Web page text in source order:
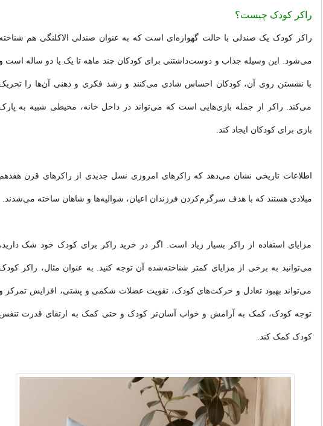
راکر کودک چیست؟
راکر کودک یک صندلی با حالت گهواره‌ای است که به عنوان صندلی الاکلنگی هم شناخته
می‌شود. این وسیله جذاب و دوست‌داشتنی برای کودکان چند ماهه تا یک یا دو ساله است و
با نشستن روی آن، کودکان احساس شادی می‌کنند و رشد فکری و دهنی آن‌ها را تحریک
می‌کند. راکر از جمله بازی‌هایی است که می‌تواند در داخل خانه، محیطی شبیه به پارک
بازی برای کودکان ایجاد کند.
اطلاعات تاریخی نشان می‌دهد که راکرهای امروزی نسل جدیدی از راکرهای قرن هفدهم
میلادی هستند که با هدف سرگرم‌کردن فرزندان اعیان، شوالیه‌ها و شاهان ساخته می‌شدند.
مزایای استفاده از راکر بسیار زیاد است. اگر در خرید راکر برای کودک خود شک دارید،
می‌توانید به برخی از مزایای کمتر شناخته‌شده آن توجه کنید. به عنوان مثال، راکر کودک
می‌تواند بهبود تعادل و حرکت‌های کودک، تقویت عضلات شکمی و پشتی، افزایش تمرکز و
توجه کودک، کمک به آرامش و خواب آسان‌تر کودک و حتی کمک به ارتقای قدرت تنفس
کودک کمک کند.